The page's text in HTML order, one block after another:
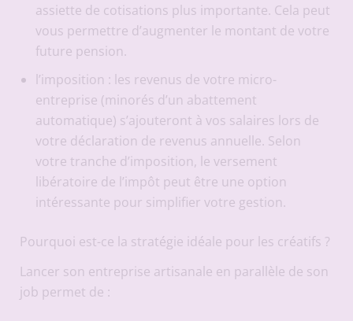
assiette de cotisations plus importante. Cela peut
vous permettre d’augmenter le montant de votre
future pension.
l’imposition : les revenus de votre micro-
entreprise (minorés d’un abattement
automatique) s’ajouteront à vos salaires lors de
votre déclaration de revenus annuelle. Selon
votre tranche d’imposition, le versement
libératoire de l’impôt peut être une option
intéressante pour simplifier votre gestion.
Pourquoi est-ce la stratégie idéale pour les créatifs ?
Lancer son entreprise artisanale en parallèle de son
job permet de :